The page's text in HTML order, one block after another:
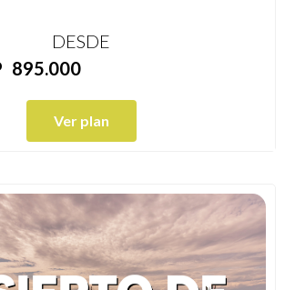
DESDE
895.000
Ver plan